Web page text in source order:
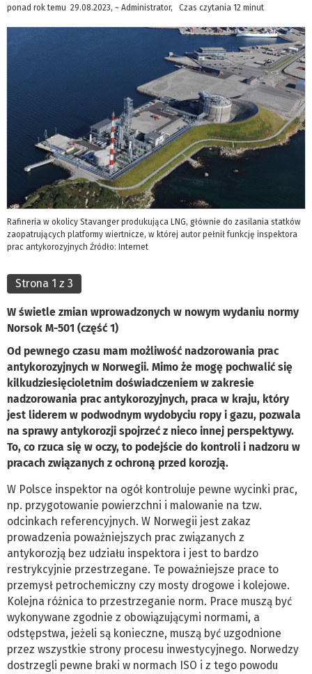
ponad rok temu 29.08.2023, ~ Administrator, Czas czytania 12 minut
Rafineria w okolicy Stavanger produkująca LNG, głównie do zasilania statków
zaopatrujących platformy wiertnicze, w której autor pełnił funkcję inspektora
prac antykorozyjnych Źródło: Internet
Strona 1 z 3
W świetle zmian wprowadzonych w nowym wydaniu normy
Norsok M-501 (część 1)
Od pewnego czasu mam możliwość nadzorowania prac
antykorozyjnych w Norwegii. Mimo że mogę pochwalić się
kilkudziesięcioletnim doświadczeniem w zakresie
nadzorowania prac antykorozyjnych, praca w kraju, który
jest liderem w podwodnym wydobyciu ropy i gazu, pozwala
na sprawy antykorozji spojrzeć z nieco innej perspektywy.
To, co rzuca się w oczy, to podejście do kontroli i nadzoru w
pracach związanych z ochroną przed korozją.
W Polsce inspektor na ogół kontroluje pewne wycinki prac,
np. przygotowanie powierzchni i malowanie na tzw.
odcinkach referencyjnych. W Norwegii jest zakaz
prowadzenia poważniejszych prac związanych z
antykorozją bez udziału inspektora i jest to bardzo
restrykcyjnie przestrzegane. Te poważniejsze prace to
przemysł petrochemiczny czy mosty drogowe i kolejowe.
Kolejna różnica to przestrzeganie norm. Prace muszą być
wykonywane zgodnie z obowiązującymi normami, a
odstępstwa, jeżeli są konieczne, muszą być uzgodnione
przez wszystkie strony procesu inwestycyjnego. Norwedzy
dostrzegli pewne braki w normach ISO i z tego powodu